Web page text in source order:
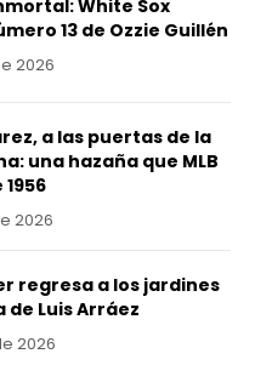
White Sox
13 de Ozzie Guillén
2026
a las puertas de la
una hazaña que MLB
2026
regresa a los jardines
Luis Arráez
2026